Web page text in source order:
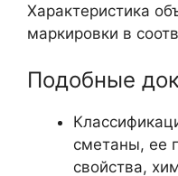
Характеристика
маркировки в
Подобные
сметаны, ее
свойства,